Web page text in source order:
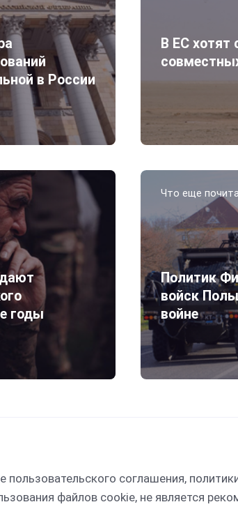
в России
В ЕС хотят
годы
Что еще
Политик
войск
войне
пользовательского соглашения,
файлов cookie, не является